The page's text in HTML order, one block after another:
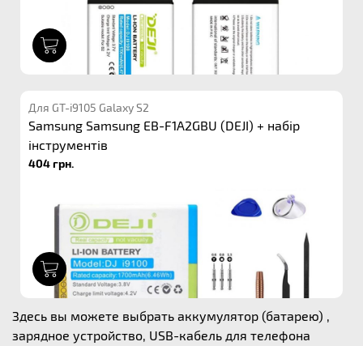
Для GT-i9105 Galaxy S2
Samsung Samsung EB-F1A2GBU (DEJI) + набір
інструментів
404 грн.
Здесь вы можете выбрать аккумулятор (батарею) ,
зарядное устройство, USB-кабель для телефона